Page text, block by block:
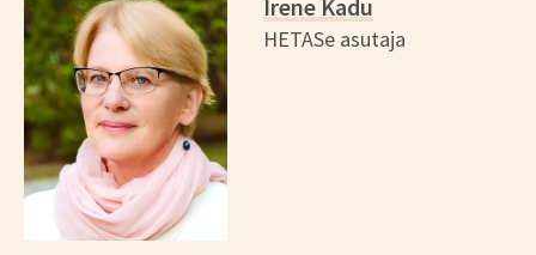
Irene Kadu
HETASe asutaja